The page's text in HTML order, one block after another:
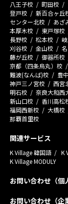
八王子校
町田校
登戸校
新百合ヶ丘
センター北校
あざ
本厚木校
東戸塚校
長野校
松本校
刈谷校
金山校
藤が丘校
御器所校
京都（四条烏丸）校
難波(なんば)校
豊
神戸三ノ宮校
西宮
明石校
奈良大和西
新山口校
香川高松
福岡西新校
大橋校
那覇首里校
関連サービス
K Village 韓国語 K
K Village MODULY
お問い合わせ（個
お問い合わせ（企